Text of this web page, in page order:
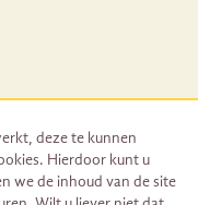
deze te kunnen
Hierdoor kunt u
we de inhoud van de site